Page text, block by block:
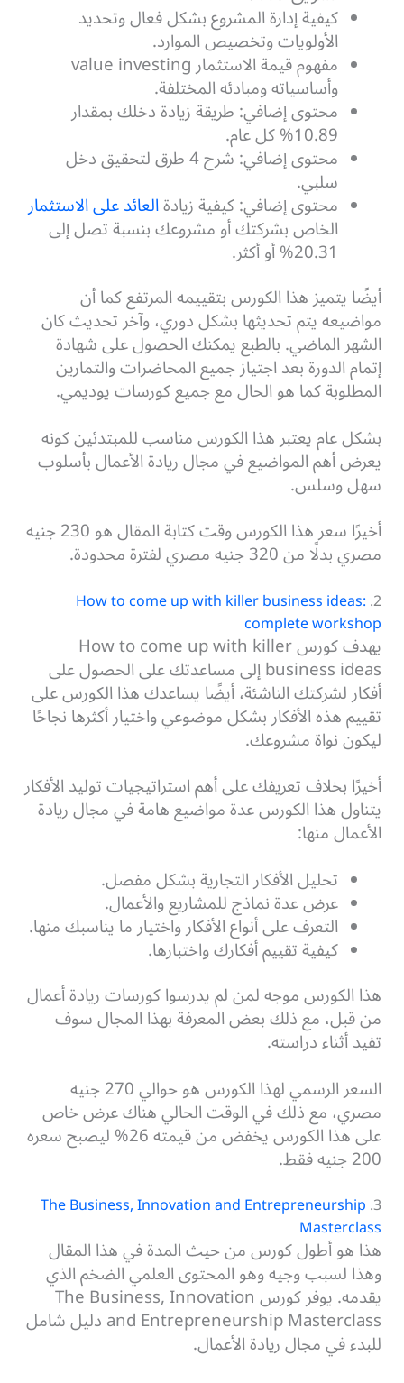
كيفية إدارة المشروع بشكل فعال وتحديد
الأولويات وتخصيص الموارد.
مفهوم قيمة الاستثمار value investing
وأساسياته ومبادئه المختلفة.
محتوى إضافي: طريقة زيادة دخلك بمقدار
10.89% كل عام.
محتوى إضافي: شرح 4 طرق لتحقيق دخل
سلبي.
محتوى إضافي: كيفية زيادةالعائد على الاستثمار
الخاص بشركتك أو مشروعك بنسبة تصل إلى
20.31% أو أكثر.
أيضًا يتميز هذا الكورس بتقييمه المرتفع كما أن
مواضيعه يتم تحديثها بشكل دوري، وآخر تحديث كان
الشهر الماضي. بالطبع يمكنك الحصول على شهادة
إتمام الدورة بعد اجتياز جميع المحاضرات والتمارين
المطلوبة كما هو الحال مع جميع كورسات يوديمي.
بشكل عام يعتبر هذا الكورس مناسب للمبتدئين كونه
يعرض أهم المواضيع في مجال ريادة الأعمال بأسلوب
سهل وسلس.
أخيرًا سعر هذا الكورس وقت كتابة المقال هو 230 جنيه
مصري بدلًا من 320 جنيه مصري لفترة محدودة.
2.
How to come up with killer business ideas:
complete workshop
يهدف كورس How to come up with killer
business ideas إلى مساعدتك على الحصول على
أفكار لشركتك الناشئة، أيضًا يساعدك هذا الكورس على
تقييم هذه الأفكار بشكل موضوعي واختيار أكثرها نجاحًا
ليكون نواة مشروعك.
أخيرًا بخلاف تعريفك على أهم استراتيجيات توليد الأفكار
يتناول هذا الكورس عدة مواضيع هامة في مجال ريادة
الأعمال منها:
تحليل الأفكار التجارية بشكل مفصل.
عرض عدة نماذج للمشاريع والأعمال.
التعرف على أنواع الأفكار واختيار ما يناسبك منها.
كيفية تقييم أفكارك واختبارها.
هذا الكورس موجه لمن لم يدرسوا كورسات ريادة أعمال
من قبل، مع ذلك بعض المعرفة بهذا المجال سوف
تفيد أثناء دراسته.
السعر الرسمي لهذا الكورس هو حوالي 270 جنيه
مصري، مع ذلك في الوقت الحالي هناك عرض خاص
على هذا الكورس يخفض من قيمته 26% ليصبح سعره
200 جنيه فقط.
3.
The Business, Innovation and Entrepreneurship
Masterclass
هذا هو أطول كورس من حيث المدة في هذا المقال
وهذا لسبب وجيه وهو المحتوى العلمي الضخم الذي
يقدمه. يوفر كورس The Business, Innovation
and Entrepreneurship Masterclass دليل شامل
للبدء في مجال ريادة الأعمال.